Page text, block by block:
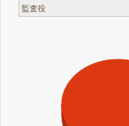
監査役